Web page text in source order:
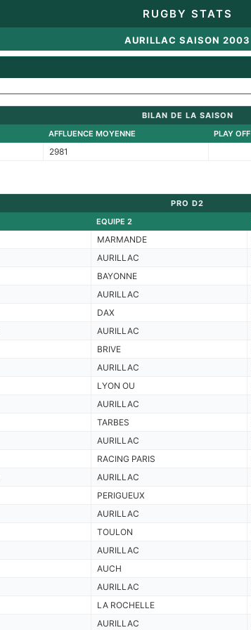
RUGBY STATS
AURILLAC SAISON 2003
BILAN DE LA SAISON
AFFLUENCE MOYENNE PLAY OFF
2981
PRO D2
EQUIPE 2
MARMANDE
AURILLAC
BAYONNE
AURILLAC
DAX
AURILLAC
BRIVE
AURILLAC
LYON OU
AURILLAC
TARBES
AURILLAC
RACING PARIS
AURILLAC
PERIGUEUX
AURILLAC
TOULON
AURILLAC
AUCH
AURILLAC
LA ROCHELLE
AURILLAC